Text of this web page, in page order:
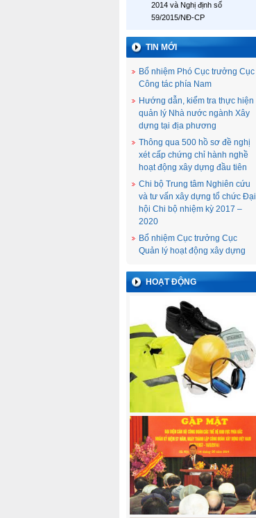
2014 và Nghị định số
59/2015/NĐ-CP
TIN MỚI
Bổ nhiệm Phó Cục trưởng Cục
Công tác phía Nam
Hướng dẫn, kiểm tra thực hiện
quản lý Nhà nước ngành Xây
dựng tại địa phương
Thông qua 500 hồ sơ đề nghị
xét cấp chứng chỉ hành nghề
hoạt động xây dựng đầu tiên
Chi bộ Trung tâm Nghiên cứu
và tư vấn xây dựng tổ chức Đại
hội Chi bộ nhiệm kỳ 2017 –
2020
Bổ nhiệm Cục trưởng Cục
Quản lý hoạt động xây dựng
HOẠT ĐỘNG